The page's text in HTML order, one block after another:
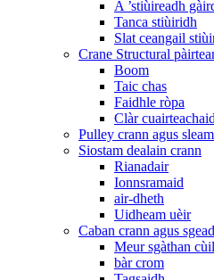
A ’stiùireadh
Tanca stiùiridh
Slat ceangail
Crane Structural
Boom
Taic chas
Faidhle ròpa
Clàr
Pulley crann agus
Siostam dealain crann
Rianadair
Ionnsramaid
air-dheth
Uidheam uèir
Caban crann agus
Meur sgàthan cùil
bàr crom